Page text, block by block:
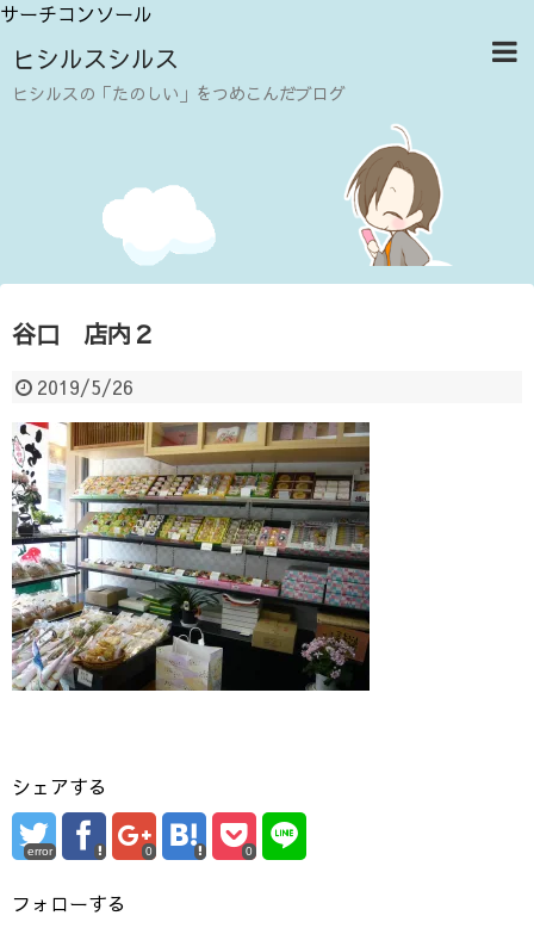
サーチコンソール
ヒシルスシルス
ヒシルスの「たのしい」をつめこんだブログ
谷口 店内２
2019/5/26
シェアする
error 0 0
フォローする